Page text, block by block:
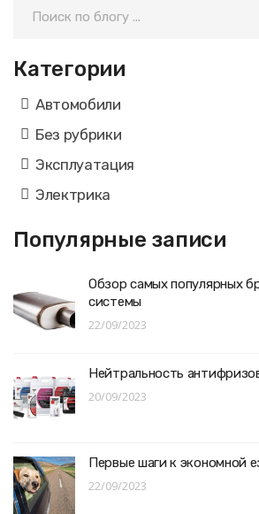
Категории
Автомобили
Без рубрики
Эксплуатация
Электрика
Популярные записи
Обзор самых популярных
системы
22/09/2023
Нейтральность
20/09/2023
Первые шаги к экономной
22/09/2023